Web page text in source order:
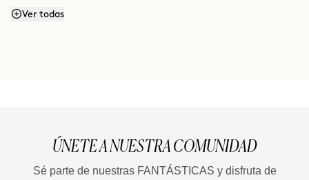
¿Se puede aplicar todos los días?
Ver todas
ÚNETE A NUESTRA COMUNIDAD
Sé parte de nuestras FANTÁSTICAS y disfruta de